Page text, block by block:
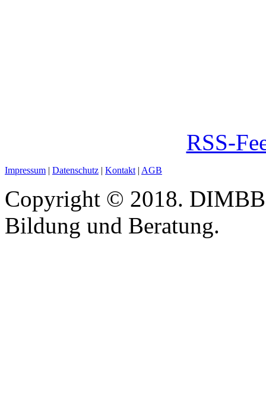
RSS-
Impressum | Datenschutz | Kontakt | AGB
Copyright © 2018.
Bildung und Beratung.